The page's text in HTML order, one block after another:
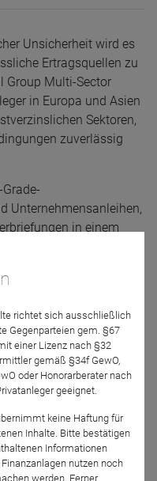
Unsicherheit wird es
Ertragsquellen zu
Group Multi-Sector
in Europa und Asien
Sektoren,
zuverlässig
Unternehmensanleihen,
in einem
dass er ein hohes
und warum unser
aus qualitativ
Vermögenswerten, im
attraktiv ist.
richtet sich ausschließlich
Gegenparteien gem. §67
einer Lizenz nach §32
gemäß §34f GewO,
oder Honorarberater nach
geeignet.
keine Haftung für
Inhalte. Bitte bestätigen
Informationen
nutzen noch
werden. Ferner